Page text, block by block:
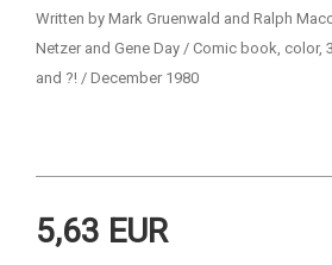
Written by Mark Gruenwald and Ralph
Netzer and Gene Day / Comic book, color,
and ?! / December 1980
5,63 EUR